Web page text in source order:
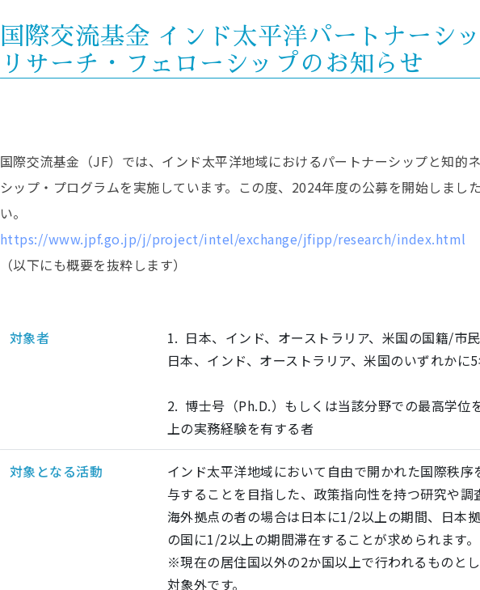
国際交流基金 インド太平洋パートナーシ
リサーチ・フェローシップのお知らせ
国際交流基金（JF）では、インド太平洋地域におけるパートナーシップと知的
シップ・プログラムを実施しています。この度、2024年度の公募を開始しまし
い。
https://www.jpf.go.jp/j/project/intel/exchange/jfipp/research/index.html
（以下にも概要を抜粋します）
対象者
1. 日本、インド、オーストラリア、米国の国籍/市
日本、インド、オーストラリア、米国のいずれか
2. 博士号（Ph.D.）もしくは当該分野での最高学
上の実務経験を有する者
対象となる活動
インド太平洋地域において自由で開かれた国際秩
与することを目指した、政策指向性を持つ研究や調
海外拠点の者の場合は日本に1/2以上の期間、日本
の国に1/2以上の期間滞在することが求められます。
※現在の居住国以外の2か国以上で行われるものと
対象外です。